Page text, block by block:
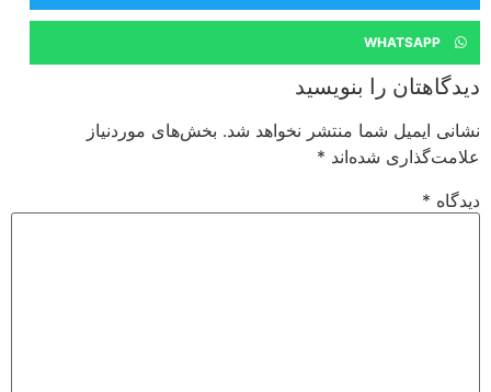
WHATSAPP
دیدگاهتان را بنویسید
نشانی ایمیل شما منتشر نخواهد شد. بخش‌های موردنیاز
علامت‌گذاری شده‌اند*
دیدگاه*